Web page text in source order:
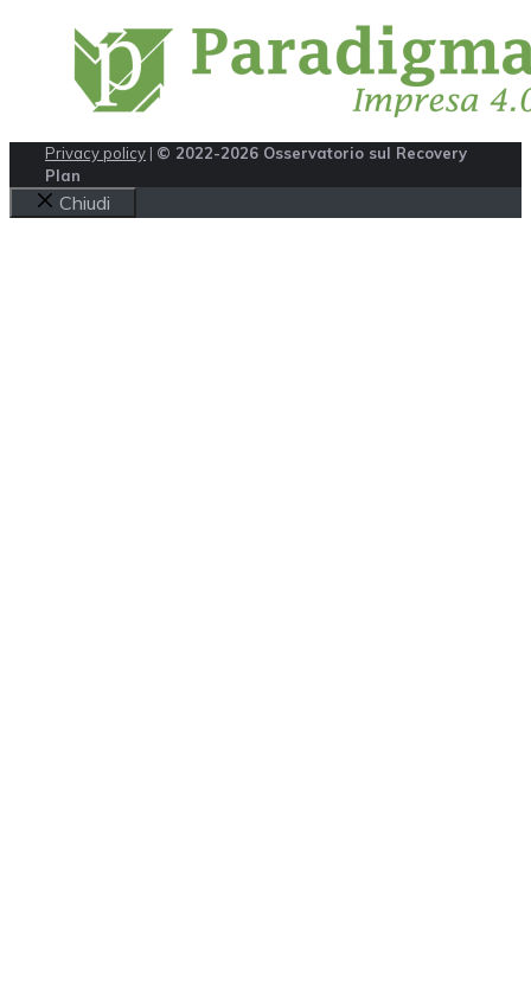
Privacy policy | © 2022-2026 Osservatorio sul Recovery
Plan
Chiudi